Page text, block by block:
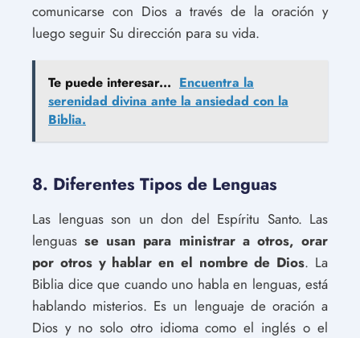
comunicarse con Dios a través de la oración y
luego seguir Su dirección para su vida.
Te puede interesar... Encuentra la
serenidad divina ante la ansiedad con la
Biblia.
8. Diferentes Tipos de Lenguas
Las lenguas son un don del Espíritu Santo. Las
lenguasse usan para ministrar a otros, orar
por otros y hablar en el nombre de Dios. La
Biblia dice que cuando uno habla en lenguas, está
hablando misterios. Es un lenguaje de oración a
Dios y no solo otro idioma como el inglés o el